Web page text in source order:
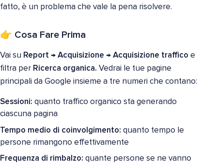
fatto, è un problema che vale la pena risolvere.
👉 Cosa Fare Prima
Vai su Report → Acquisizione → Acquisizione traffico e
filtra per Ricerca organica. Vedrai le tue pagine
principali da Google insieme a tre numeri che contano:
Sessioni: quanto traffico organico sta generando
ciascuna pagina
Tempo medio di coinvolgimento: quanto tempo le
persone rimangono effettivamente
Frequenza di rimbalzo: quante persone se ne vanno